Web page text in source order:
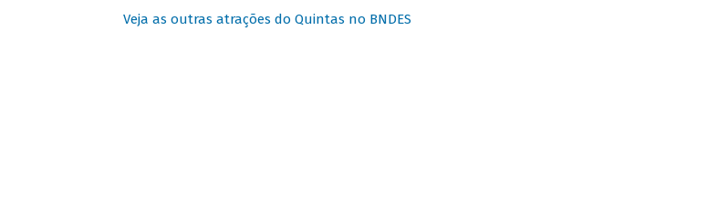
Veja as outras atrações do Quintas no BNDES